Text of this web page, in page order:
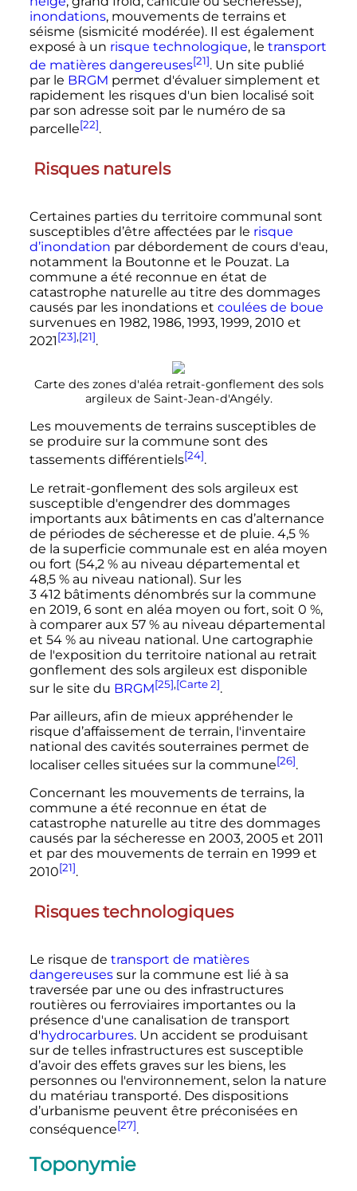
inondations, mouvements de terrains et
séisme (sismicité modérée). Il est également
exposé à un risque technologique, le transport
de matières dangereuses[21]. Un site publié
par le BRGM permet d'évaluer simplement et
rapidement les risques d'un bien localisé soit
par son adresse soit par le numéro de sa
parcelle[22].
Risques naturels
Certaines parties du territoire communal sont
susceptibles d’être affectées par le risque
d’inondation par débordement de cours d'eau,
notamment la Boutonne et le Pouzat. La
commune a été reconnue en état de
catastrophe naturelle au titre des dommages
causés par les inondations et coulées de boue
survenues en 1982, 1986, 1993, 1999, 2010 et
2021[23],[21].
Carte des zones d'aléa retrait-gonflement des sols
argileux de Saint-Jean-d'Angély.
Les mouvements de terrains susceptibles de
se produire sur la commune sont des
tassements différentiels[24].
Le retrait-gonflement des sols argileux est
susceptible d'engendrer des dommages
importants aux bâtiments en cas d’alternance
de périodes de sécheresse et de pluie. 4,5 %
de la superficie communale est en aléa moyen
ou fort (54,2 % au niveau départemental et
48,5 % au niveau national). Sur les
3 412 bâtimentsdénombrés sur la commune
en 2019, 6sont en aléa moyen ou fort, soit 0 %,
à comparer aux 57 % au niveau départemental
et 54 % au niveau national. Une cartographie
de l'exposition du territoire national au retrait
gonflement des sols argileux est disponible
sur le site du BRGM[25],[Carte 2].
Par ailleurs, afin de mieux appréhender le
risque d’affaissement de terrain, l'inventaire
national des cavités souterraines permet de
localiser celles situées sur la commune[26].
Concernant les mouvements de terrains, la
commune a été reconnue en état de
catastrophe naturelle au titre des dommages
causés par la sécheresse en 2003, 2005 et 2011
et par des mouvements de terrain en 1999 et
2010[21].
Risques technologiques
Le risque de transport de matières
dangereusessur la commune est lié à sa
traversée par une ou des infrastructures
routières ou ferroviaires importantes ou la
présence d'une canalisation de transport
d'hydrocarbures. Un accident se produisant
sur de telles infrastructures est susceptible
d’avoir des effets graves sur les biens, les
personnes ou l'environnement, selon la nature
du matériau transporté. Des dispositions
d’urbanisme peuvent être préconisées en
conséquence[27].
Toponymie